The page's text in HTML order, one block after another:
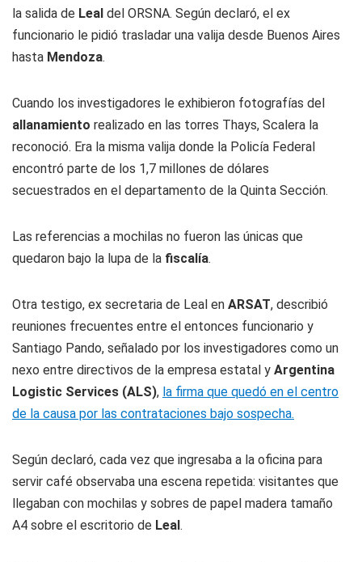
la salida de Leal del ORSNA. Según declaró, el ex
funcionario le pidió trasladar una valija desde Buenos Aires
hasta Mendoza.
Cuando los investigadores le exhibieron fotografías del
allanamiento realizado en las torres Thays, Scalera la
reconoció. Era la misma valija donde la Policía Federal
encontró parte de los 1,7 millones de dólares
secuestrados en el departamento de la Quinta Sección.
Las referencias a mochilas no fueron las únicas que
quedaron bajo la lupa de la fiscalía.
Otra testigo, ex secretaria de Leal en ARSAT, describió
reuniones frecuentes entre el entonces funcionario y
Santiago Pando, señalado por los investigadores como un
nexo entre directivos de la empresa estatal y Argentina
Logistic Services (ALS), la firma que quedó en el centro
de la causa por las contrataciones bajo sospecha.
Según declaró, cada vez que ingresaba a la oficina para
servir café observaba una escena repetida: visitantes que
llegaban con mochilas y sobres de papel madera tamaño
A4 sobre el escritorio de Leal.